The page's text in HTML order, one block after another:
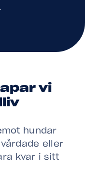
vi
hundar
eller
kvar i sitt